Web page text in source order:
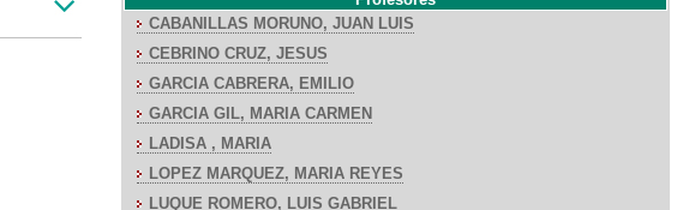
CABANILLAS MORUNO, JUAN LUIS
CEBRINO CRUZ, JESUS
GARCIA CABRERA, EMILIO
GARCIA GIL, MARIA CARMEN
LADISA , MARIA
LOPEZ MARQUEZ, MARIA REYES
LUQUE ROMERO, LUIS GABRIEL